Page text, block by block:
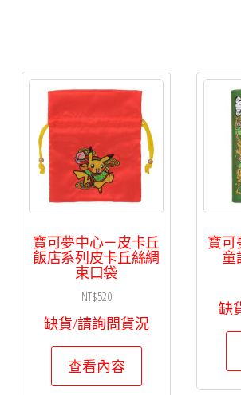
寶可夢中心－皮卡丘
飯店系列皮卡丘絲綢
束口袋
NT$520
缺貨/請詢問貨況
查看內容
寶可
童
缺